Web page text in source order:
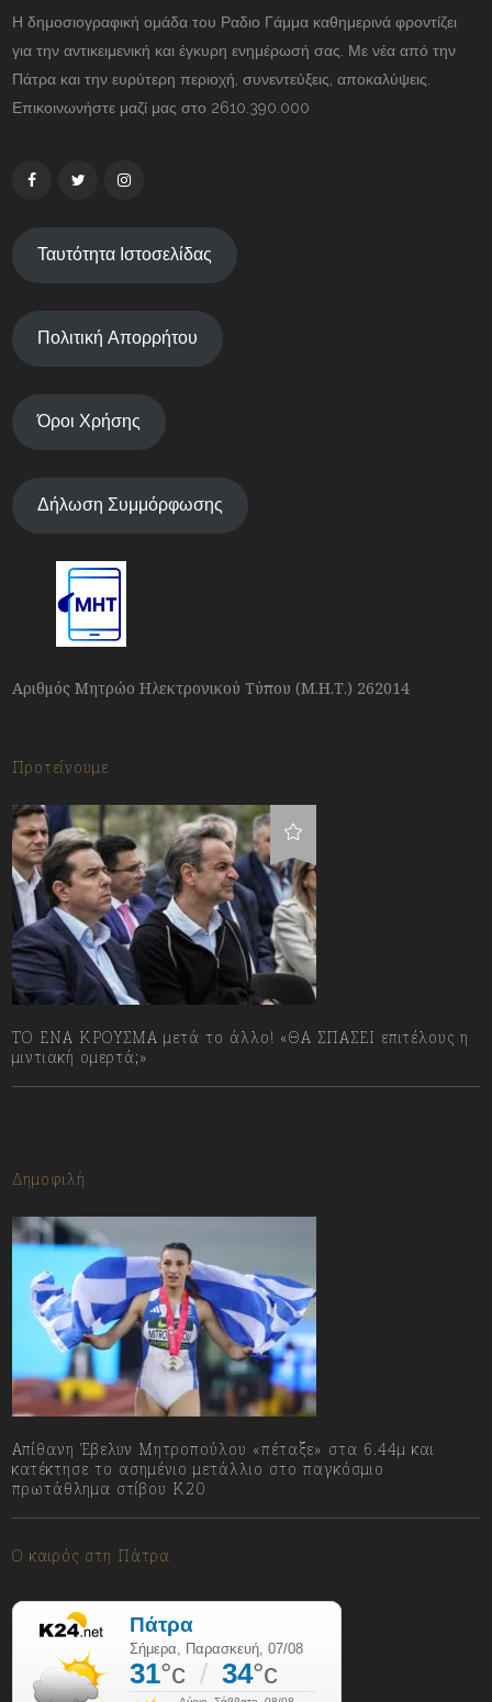
Η δημοσιογραφική ομάδα του Ραδιο Γάμμα καθημερινά φροντίζει
για την αντικειμενική και έγκυρη ενημέρωσή σας. Με νέα από την
Πάτρα και την ευρύτερη περιοχή, συνεντεύξεις, αποκαλύψεις.
Επικοινωνήστε μαζί μας στο 2610.390.000
Ταυτότητα Ιστοσελίδας
Πολιτική Απορρήτου
Όροι Χρήσης
Δήλωση Συμμόρφωσης
Αριθμός Μητρώο Ηλεκτρονικού Τύπου (Μ.Η.Τ.) 262014
Προτείνουμε
ΤΟ ΕΝΑ ΚΡΟΥΣΜΑ μετά το άλλο! «ΘΑ ΣΠΑΣΕΙ επιτέλους η
μιντιακή ομερτά;»
Δημοφιλή
Απίθανη Έβελυν Μητροπούλου «πέταξε» στα 6.44μ και
κατέκτησε το ασημένιο μετάλλιο στο παγκόσμιο
πρωτάθλημα στίβου Κ20
Ο καιρός στη Πάτρα